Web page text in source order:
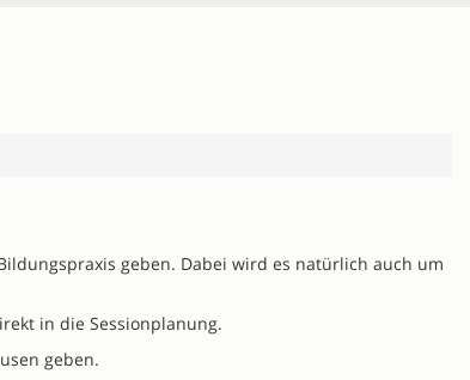
geben. Dabei wird es natürlich auch um
in die Sessionplanung.
geben.